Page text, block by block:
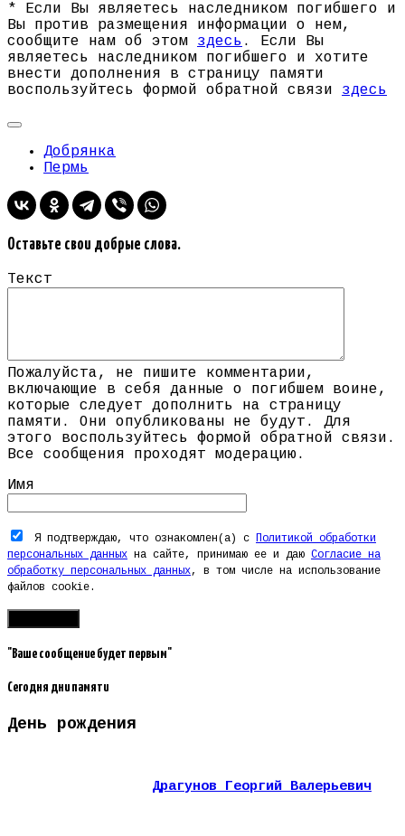
* Если Вы являетесь наследником погибшего и
Вы против размещения информации о нем,
сообщите нам об этом здесь . Если Вы
являетесь наследником погибшего и хотите
внести дополнения в страницу памяти
воспользуйтесь формой обратной связи здесь
Добрянка
Пермь
Оставьте свои добрые слова.
Текст
Пожалуйста, не пишите комментарии,
включающие в себя данные о погибшем воине,
которые следует дополнить на страницу
памяти. Они опубликованы не будут. Для
этого воспользуйтесь формой обратной связи.
Все сообщения проходят модерацию.
Имя
Я подтверждаю, что ознакомлен(а) с
Политикой обработки
персональных данных на сайте, принимаю ее и даю Согласие на
обработку персональных данных, в том числе на использование
файлов cookie.
"Ваше сообщение будет первым"
Сегодня дни памяти
День рождения
Драгунов Георгий Валерьевич